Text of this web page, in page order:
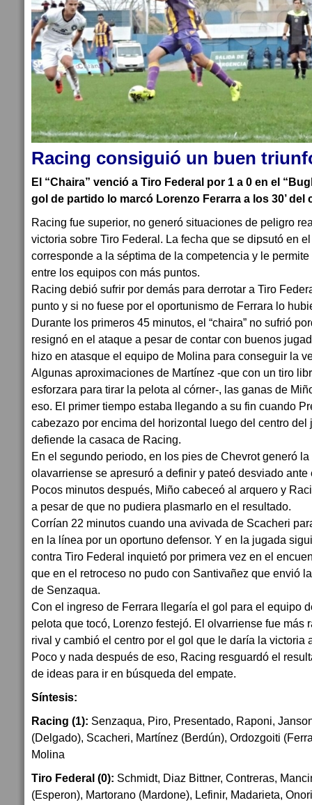
Racing consiguió un buen
El “Chaira” venció a Tiro Federal por 1 a 0 en el
gol de partido lo marcó Lorenzo Ferarra a los 30’ del
Racing fue superior, no generó situaciones de peligro
victoria sobre Tiro Federal. La fecha que se dipsutó en
corresponde a la séptima de la competencia y le permite
entre los equipos con más puntos.
Racing debió sufrir por demás para derrotar a Tiro
punto y si no fuese por el oportunismo de Ferrara lo
Durante los primeros 45 minutos, el “chaira” no sufrió
resignó en el ataque a pesar de contar con buenos
hizo en atasque el equipo de Molina para conseguir la
Algunas aproximaciones de Martínez -que con un tiro
esforzara para tirar la pelota al córner-, las ganas de
eso. El primer tiempo estaba llegando a su fin cuando
cabezazo por encima del horizontal luego del centro del
defiende la casaca de Racing.
En el segundo periodo, en los pies de Chevrot generó
olavarriense se apresuró a definir y pateó desviado
Pocos minutos después, Miño cabeceó al arquero y
a pesar de que no pudiera plasmarlo en el resultado.
Corrían 22 minutos cuando una avivada de Scacheri
en la línea por un oportuno defensor. Y en la jugada
contra Tiro Federal inquietó por primera vez en el
que en el retroceso no pudo con Santivañez que envió
de Senzaqua.
Con el ingreso de Ferrara llegaría el gol para el equipo
pelota que tocó, Lorenzo festejó. El olvarriense fue más
rival y cambió el centro por el gol que le daría la victoria
Poco y nada después de eso, Racing resguardó el
de ideas para ir en búsqueda del empate.
Síntesis:
Racing (1): Senzaqua, Piro, Presentado, Raponi,
(Delgado), Scacheri, Martínez (Berdún), Ordozgoiti
Molina
Tiro Federal (0): Schmidt, Diaz Bittner, Contreras,
(Esperon), Martorano (Mardone), Lefinir, Madarieta,